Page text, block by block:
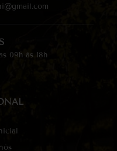
09h às 18h